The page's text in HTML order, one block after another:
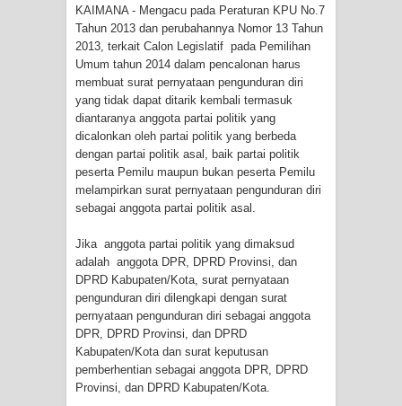
Tiga Personel Polresta Jayapura Kota
Jalani Sidang BP4R di Jayapura
Kapolresta Jayapura Kota
Mengapresiasi Antusiasme Warga
Saat Nonton Bareng Final Piala Dunia
2026 di Lapangan Karang PTC Entrop
di Kompleks Asrama Polisi Sorong
Profil Lengkap Papua Barat, Bumi
Cenderawasih di Ujung Barat Papua
Profil Lengkap Provinsi Papua, Bumi
KAIMANA - Mengacu pada Peraturan KPU No.7
Tahun 2013 dan perubahannya Nomor 13 Tahun
2013, terkait Calon Legislatif pada Pemilihan
Umum tahun 2014 dalam pencalonan harus
membuat surat pernyataan pengunduran diri
yang tidak dapat ditarik kembali termasuk
diantaranya anggota partai politik yang
dicalonkan oleh partai politik yang berbeda
dengan partai politik asal, baik partai politik
peserta Pemilu maupun bukan peserta Pemilu
melampirkan surat pernyataan pengunduran diri
sebagai anggota partai politik asal.
Jika anggota partai politik yang dimaksud
adalah anggota DPR, DPRD Provinsi, dan
DPRD Kabupaten/Kota, surat pernyataan
pengunduran diri dilengkapi dengan surat
pernyataan pengunduran diri sebagai anggota
DPR, DPRD Provinsi, dan DPRD
Kabupaten/Kota dan surat keputusan
pemberhentian sebagai anggota DPR, DPRD
Provinsi, dan DPRD Kabupaten/Kota.